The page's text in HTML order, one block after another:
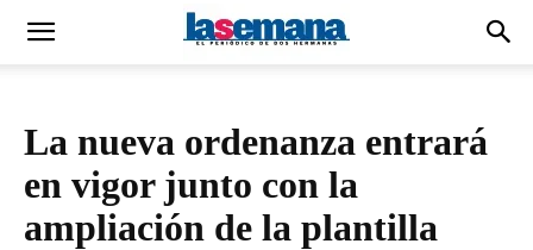
La nueva ordenanza entrará
en vigor junto con la
ampliación de la plantilla